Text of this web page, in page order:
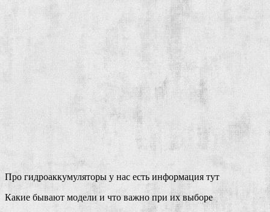
Про гидроаккумуляторы у нас есть информация тут
Какие бывают модели и что важно при их выборе